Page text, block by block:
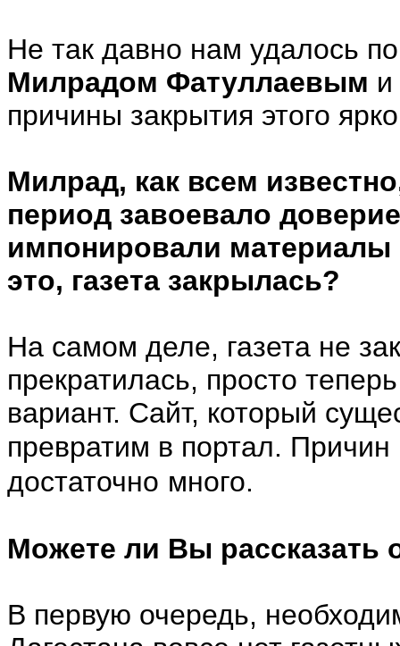
Не так давно нам удалось
Милрадом Фатуллаевым
причины закрытия этого
Милрад, как всем
период завоевало
импонировали материалы
это, газета закрылась?
На самом деле, газета не
прекратилась, просто
вариант. Сайт, который
превратим в портал. Причин
достаточно много.
Можете ли Вы рассказать
В первую очередь,